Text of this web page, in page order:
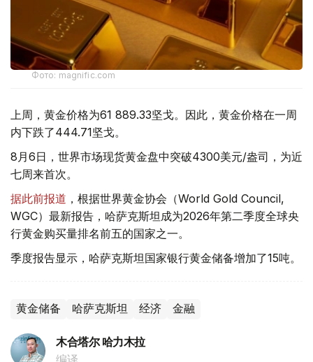
Фото: magnific.com
上周，黄金价格为61 889.33坚戈。因此，黄金价格在一周
内下跌了444.71坚戈。
8月6日，世界市场现货黄金盘中突破4300美元/盎司，为近
七周来首次。
据此前报道 ，根据世界黄金协会（World Gold Council,
WGC）最新报告，哈萨克斯坦成为2026年第二季度全球央
行黄金购买量排名前五的国家之一。
季度报告显示，哈萨克斯坦国家银行黄金储备增加了15吨。
黄金储备 哈萨克斯坦 经济 金融
木合塔尔 哈力木拉